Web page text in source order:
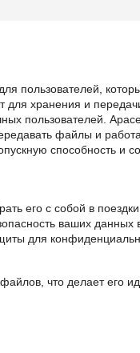
пользователей,
для хранения и
пользователей.
файлы и
способность и
его с собой в
ваших данных
для
что делает его